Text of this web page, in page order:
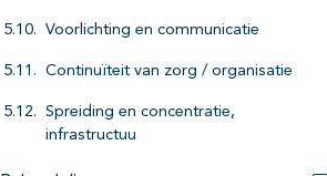
Voorlichting en communicatie
Continuïteit van zorg / organisatie
Spreiding en concentratie,
infrastructuu